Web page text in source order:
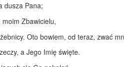
dusza Pana;
moim Zbawicielu,
Oto bowiem, od teraz, zwać
a Jego Imię święte.